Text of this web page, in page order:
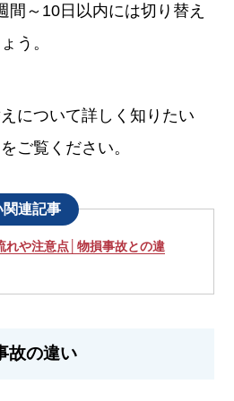
間～10日以内には切り替え
う。
について詳しく知りたい
ご覧ください。
関連記事
れや注意点│物損事故との違
故の違い